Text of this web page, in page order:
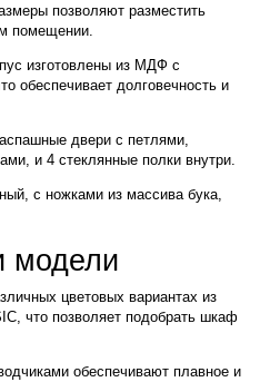
позволяют разместить
помещении.
изготовлены из МДФ с
обеспечивает долговечность и
двери с петлями,
и 4 стеклянные полки внутри.
с ножками из массива бука,
модели
цветовых вариантах из
что позволяет подобрать шкаф
обеспечивают плавное и